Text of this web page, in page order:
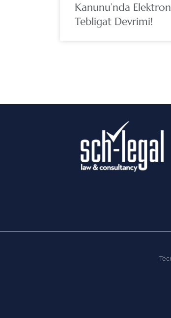
Kanunu’nda
Tebligat Devrimi!